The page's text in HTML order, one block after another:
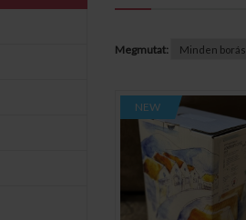
Megmutat:
NEW